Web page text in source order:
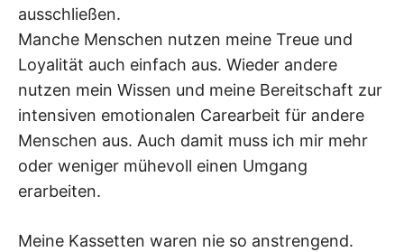
ausschließen.
Manche Menschen nutzen meine Treue und
Loyalität auch einfach aus. Wieder andere
nutzen mein Wissen und meine Bereitschaft zur
intensiven emotionalen Carearbeit für andere
Menschen aus. Auch damit muss ich mir mehr
oder weniger mühevoll einen Umgang
erarbeiten.
Meine Kassetten waren nie so anstrengend.